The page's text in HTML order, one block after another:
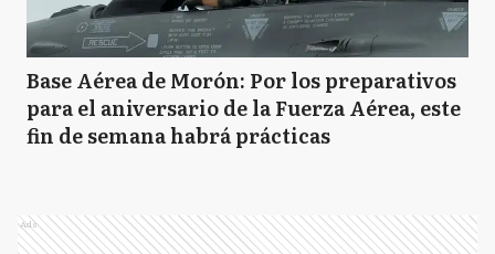
T Tigre
VL Vicente López
A Arrecifes
Base Aérea de Morón: Por los preparativos
para el aniversario de la Fuerza Aérea, este
fin de semana habrá prácticas
Ads